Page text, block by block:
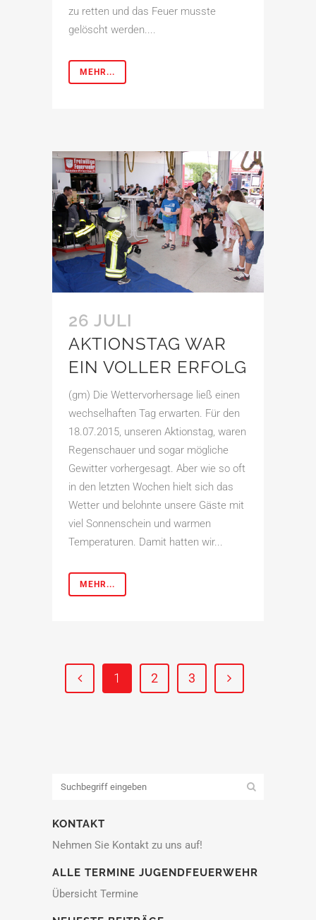
zu retten und das Feuer musste
gelöscht werden....
MEHR...
26 JULI
AKTIONSTAG WAR
EIN VOLLER ERFOLG
(gm) Die Wettervorhersage ließ einen
wechselhaften Tag erwarten. Für den
18.07.2015, unseren Aktionstag, waren
Regenschauer und sogar mögliche
Gewitter vorhergesagt. Aber wie so oft
in den letzten Wochen hielt sich das
Wetter und belohnte unsere Gäste mit
viel Sonnenschein und warmen
Temperaturen. Damit hatten wir...
MEHR...
1 2 3
KONTAKT
Nehmen Sie Kontakt zu uns auf!
ALLE TERMINE JUGENDFEUERWEHR
Übersicht Termine